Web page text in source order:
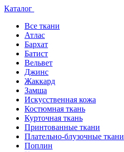
Каталог
Все ткани
Атлас
Бархат
Батист
Вельвет
Джинс
Жаккард
Замша
Искусственная кожа
Костюмная ткань
Курточная ткань
Принтованные ткани
Плательно-блузочные ткани
Поплин